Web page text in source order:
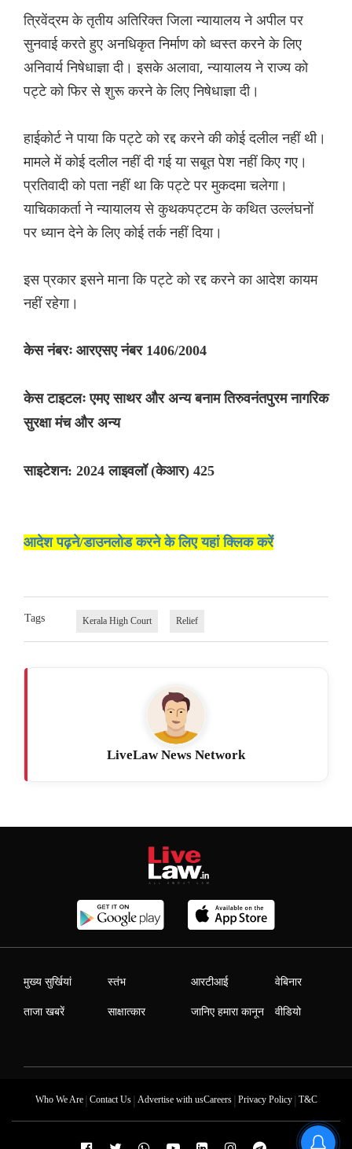
त्रिवेंद्रम के तृतीय अतिरिक्त जिला न्यायालय ने अपील पर
सुनवाई करते हुए अनधिकृत निर्माण को ध्वस्त करने के लिए
अनिवार्य निषेधाज्ञा दी। इसके अलावा, न्यायालय ने राज्य को
पट्टे को फिर से शुरू करने के लिए निषेधाज्ञा दी।
हाईकोर्ट ने पाया कि पट्टे को रद्द करने की कोई दलील नहीं थी।
मामले में कोई दलील नहीं दी गई या सबूत पेश नहीं किए गए।
प्रतिवादी को पता नहीं था कि पट्टे पर मुकदमा चलेगा।
याचिकाकर्ता ने न्यायालय से कुथकपट्टम के कथित उल्लंघनों
पर ध्यान देने के लिए कोई तर्क नहीं दिया।
इस प्रकार इसने माना कि पट्टे को रद्द करने का आदेश कायम
नहीं रहेगा।
केस नंबरः आरएसए नंबर 1406/2004
केस टाइटलः एमए साथर और अन्य बनाम तिरुवनंतपुरम नागरिक
सुरक्षा मंच और अन्य
साइटेशन: 2024 लाइवलॉ (केआर) 425
आदेश पढ़ने/डाउनलोड करने के लिए यहां क्लिक करें
Tags Kerala High Court Relief
LiveLaw News Network
मुख्य सुर्खियां
ताजा खबरें
स्तंभ
साक्षात्कार
आरटीआई
जानिए हमारा कानून
वेबिनार
वीडियो
Who We Are| Contact Us| Advertise with usCareers| Privacy Policy| T&C